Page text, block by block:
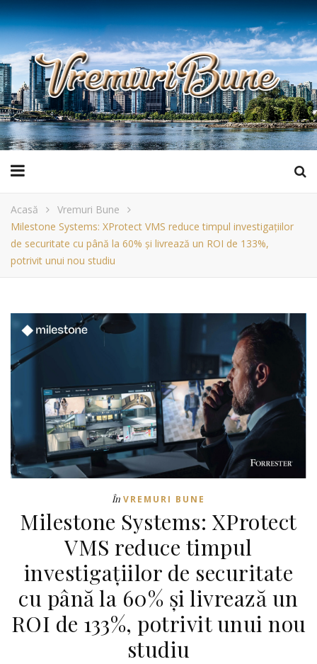
Acasă
Vremuri Bune
Milestone Systems: XProtect VMS reduce timpul investigațiilor
de securitate cu până la 60% și livrează un ROI de 133%,
potrivit unui nou studiu
În VREMURI BUNE
Milestone Systems: XProtect
VMS reduce timpul
investigațiilor de securitate
cu până la 60% și livrează un
ROI de 133%, potrivit unui nou
studiu